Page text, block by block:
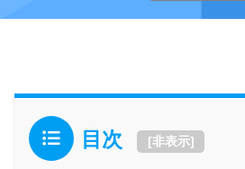
目次 [非表示]